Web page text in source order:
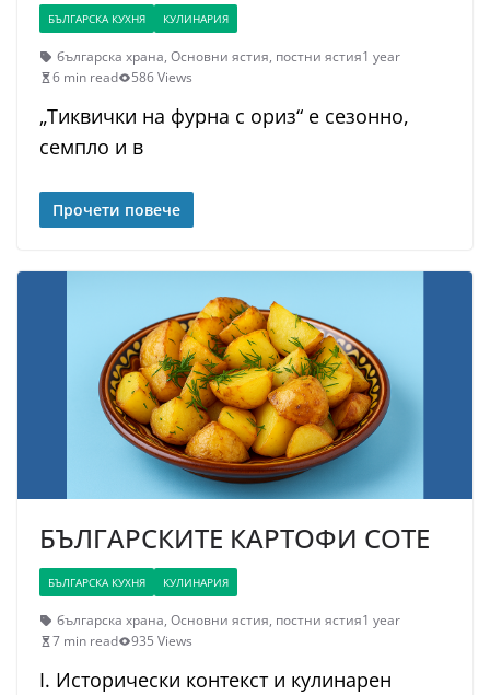
БЪЛГАРСКА КУХНЯ КУЛИНАРИЯ
българска храна, Основни ястия, постни ястия1 year
6 min read
586 Views
„Тиквички на фурна с ориз“ е сезонно,
семпло и в
Прочети повече
БЪЛГАРСКИТЕ КАРТОФИ СОТЕ
БЪЛГАРСКА КУХНЯ КУЛИНАРИЯ
българска храна, Основни ястия, постни ястия1 year
7 min read
935 Views
I. Исторически контекст и кулинарен